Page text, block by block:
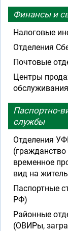
Финансы и
Налоговые
Отделения
Почтовые
Центры
Паспортно-
службы
Отделения
временное
вид на
Паспортные
РФ)
Районные
(ОВИРы,